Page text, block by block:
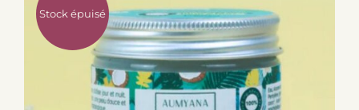
Stock épuisé